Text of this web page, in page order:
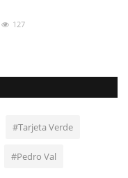
127
#Tarjeta Verde
#Pedro Val